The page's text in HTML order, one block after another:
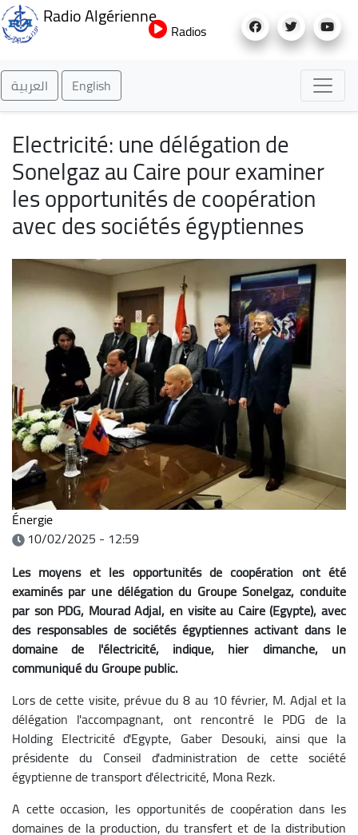
au
Radio Algérienne
Radios
العربية English
Electricité: une délégation de
Sonelgaz au Caire pour examiner
les opportunités de coopération
avec des sociétés égyptiennes
Énergie
10/02/2025 - 12:59
Les moyens et les opportunités de coopération ont été
examinés par une délégation du Groupe Sonelgaz, conduite
par son PDG, Mourad Adjal, en visite au Caire (Egypte), avec
des responsables de sociétés égyptiennes activant dans le
domaine de l'électricité, indique, hier dimanche, un
communiqué du Groupe public.
Lors de cette visite, prévue du 8 au 10 février, M. Adjal et la
délégation l'accompagnant, ont rencontré le PDG de la
Holding Electricité d'Egypte, Gaber Desouki, ainsi que la
présidente du Conseil d'administration de cette société
égyptienne de transport d'électricité, Mona Rezk.
A cette occasion, les opportunités de coopération dans les
domaines de la production, du transfert et de la distribution